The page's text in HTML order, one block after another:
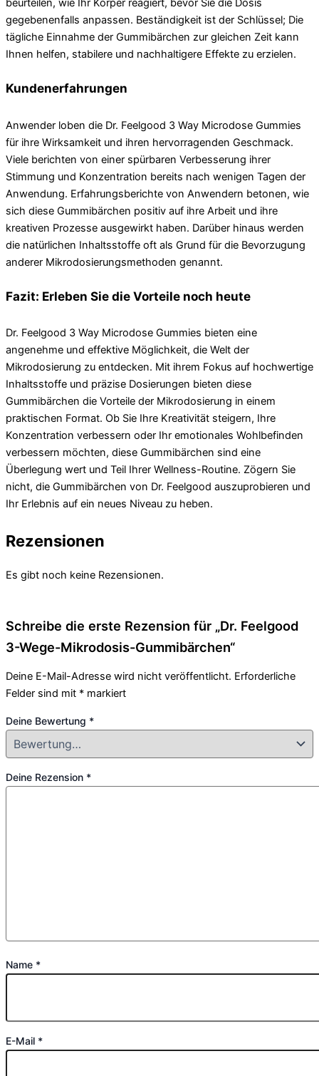
beurteilen, wie Ihr Körper reagiert, bevor Sie die Dosis
gegebenenfalls anpassen. Beständigkeit ist der Schlüssel; Die
tägliche Einnahme der Gummibärchen zur gleichen Zeit kann
Ihnen helfen, stabilere und nachhaltigere Effekte zu erzielen.
Kundenerfahrungen
Anwender loben die Dr. Feelgood 3 Way Microdose Gummies
für ihre Wirksamkeit und ihren hervorragenden Geschmack.
Viele berichten von einer spürbaren Verbesserung ihrer
Stimmung und Konzentration bereits nach wenigen Tagen der
Anwendung. Erfahrungsberichte von Anwendern betonen, wie
sich diese Gummibärchen positiv auf ihre Arbeit und ihre
kreativen Prozesse ausgewirkt haben. Darüber hinaus werden
die natürlichen Inhaltsstoffe oft als Grund für die Bevorzugung
anderer Mikrodosierungsmethoden genannt.
Fazit: Erleben Sie die Vorteile noch heute
Dr. Feelgood 3 Way Microdose Gummies bieten eine
angenehme und effektive Möglichkeit, die Welt der
Mikrodosierung zu entdecken. Mit ihrem Fokus auf hochwertige
Inhaltsstoffe und präzise Dosierungen bieten diese
Gummibärchen die Vorteile der Mikrodosierung in einem
praktischen Format. Ob Sie Ihre Kreativität steigern, Ihre
Konzentration verbessern oder Ihr emotionales Wohlbefinden
verbessern möchten, diese Gummibärchen sind eine
Überlegung wert und Teil Ihrer Wellness-Routine. Zögern Sie
nicht, die Gummibärchen von Dr. Feelgood auszuprobieren und
Ihr Erlebnis auf ein neues Niveau zu heben.
Rezensionen
Es gibt noch keine Rezensionen.
Schreibe die erste Rezension für „Dr. Feelgood
3-Wege-Mikrodosis-Gummibärchen“
Deine E-Mail-Adresse wird nicht veröffentlicht. Erforderliche
Felder sind mit * markiert
Deine Bewertung *
Deine Rezension *
Name *
E-Mail *